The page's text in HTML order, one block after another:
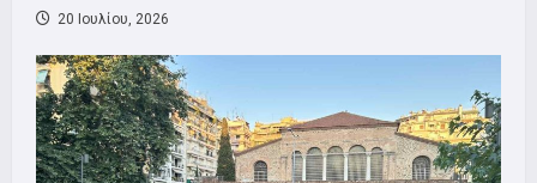
20 Ιουλίου, 2026